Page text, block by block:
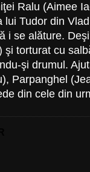
Ralu (Aimee
lui Tudor din
i se alăture.
şi torturat cu
şi drumul.
Parpanghel
din cele din